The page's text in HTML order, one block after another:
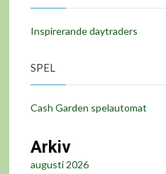
Inspirerande daytraders
SPEL
Cash Garden spelautomat
Arkiv
augusti 2026